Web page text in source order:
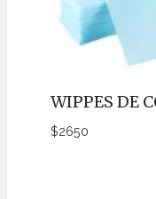
WIPPES DE
$2650